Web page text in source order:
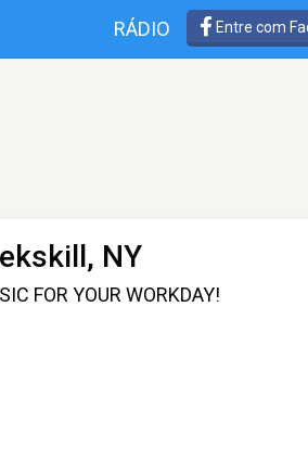
RÁDIO Entre com
NY
FOR YOUR WORKDAY!